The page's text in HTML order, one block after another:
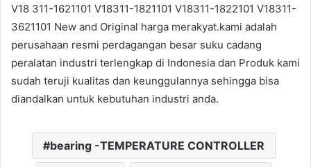
V18 311-1621101 V18311-1821101 V18311-1822101 V18311-
3621101 New and Original harga merakyat.kami adalah
perusahaan resmi perdagangan besar suku cadang
peralatan industri terlengkap di Indonesia dan Produk kami
sudah teruji kualitas dan keunggulannya sehingga bisa
diandalkan untuk kebutuhan industri anda.
bearing -TEMPERATURE CONTROLLER